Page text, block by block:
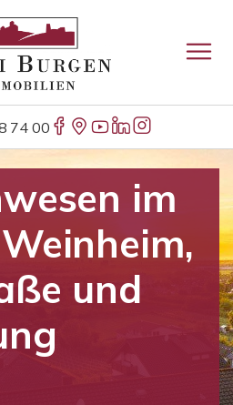
74 00
im
und